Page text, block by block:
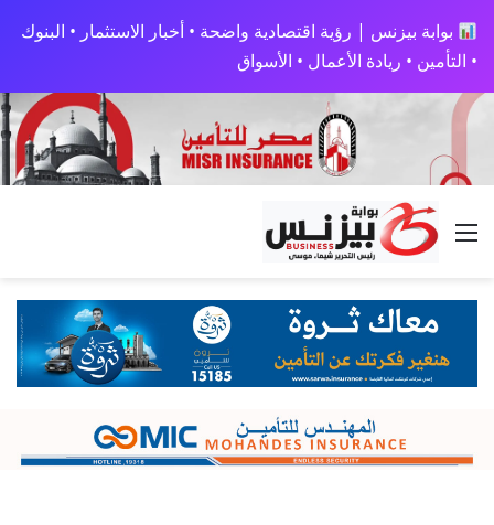
بوابة بيزنس | رؤية اقتصادية واضحة • أخبار الاستثمار • البنوك
• التأمين • ريادة الأعمال • الأسواق
القائمة